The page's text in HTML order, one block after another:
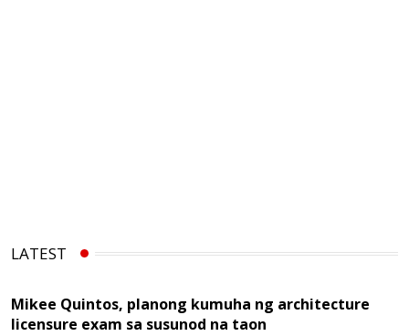
LATEST
Mikee Quintos, planong kumuha ng architecture
licensure exam sa susunod na taon